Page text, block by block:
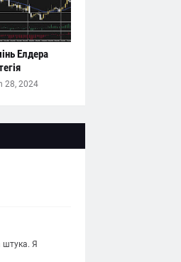
Елдера
28, 2024
штука. Я